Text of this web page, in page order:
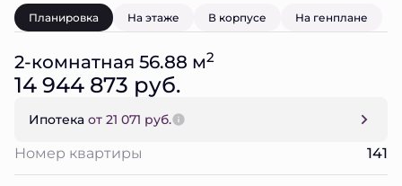
Планировка На этаже В корпусе На генплане
2-комнатная 56.88 м2
14 944 873 руб.
Ипотека от 21 071 руб.
Номер квартиры 141